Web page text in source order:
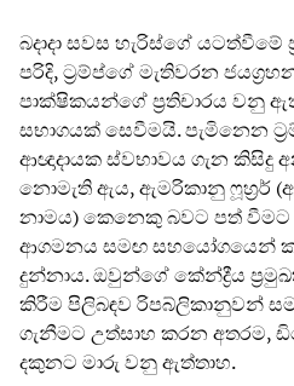
බදාදා සවස හැරිස්ගේ යටත්වීමේ
පරිදි, ට්‍රම්ප්ගේ මැතිවරන
පාක්ෂිකයන්ගේ ප්‍රතිචාරය වනු
සභාගයක් සෙවීමයි. පැමිනෙන
ආඥාදායක ස්වභාවය ගැන
නොමැති ඇය, ඇමරිකානු ෆූහ්‍රර්
නාමය) කෙනෙකු බවට පත්
ආගමනය සමඟ සහයෝගයෙන්
දුන්නාය. ඔවුන්ගේ කේන්ද්‍රීය
කිරීම පිලිබඳව රිපබ්ලිකානුවන්
ගැනීමට උත්සාහ කරන අතරම,
දකුනට මාරු වනු ඇත්තාහ.